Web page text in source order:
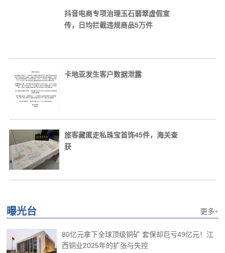
抖音电商专项治理玉石翡翠虚假宣
传，日均拦截违规商品5万件
卡地亚发生客户数据泄露
旅客藏匿走私珠宝首饰45件，海关查
获
曝光台 更多+
80亿元拿下全球顶级铜矿 套保却巨亏49亿元！江
西铜业2025年的扩张与失控